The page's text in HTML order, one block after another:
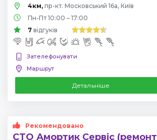
4км, пр-кт. Московський 16а, Київ
Пн-Пт 10:00 – 17:00
7 відгуків
Зателефонувати
Маршрут
Детальніше
Рекомендовано
СТО Амортик Сервіс (ремонт